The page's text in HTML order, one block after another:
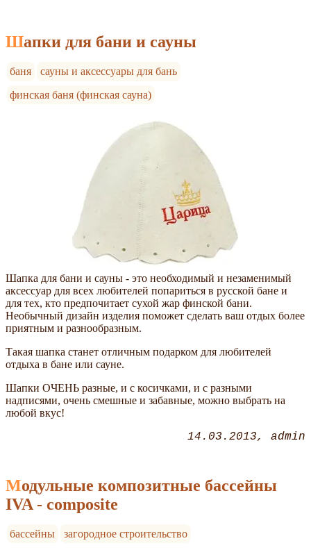
Шапки для бани и сауны
баня
сауны и аксессуары для бань
финская баня (финская сауна)
Шапка для бани и сауны - это необходимый и незаменимый
аксессуар для всех любителей попариться в русской бане и
для тех, кто предпочитает сухой жар финской бани.
Необычный дизайн изделия поможет сделать ваш отдых более
приятным и разнообразным.
Такая шапка станет отличным подарком для любителей
отдыха в бане или сауне.
Шапки ОЧЕНЬ разные, и с косичками, и с разными
надписями, очень смешные и забавные, можно выбрать на
любой вкус!
14.03.2013 admin
Модульные композитные бассейны
IVA - composite
бассейны загородное строительство